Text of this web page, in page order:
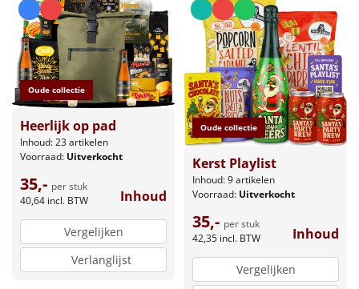
Oude collectie
Heerlijk op pad
Inhoud: 23 artikelen
Voorraad: Uitverkocht
35,- per stuk
40,64 incl. BTW Inhoud
Vergelijken
Verlanglijst
Oude collectie
Kerst Playlist
Inhoud: 9 artikelen
Voorraad: Uitverkocht
35,- per stuk
42,35 incl. BTW Inhoud
Vergelijken